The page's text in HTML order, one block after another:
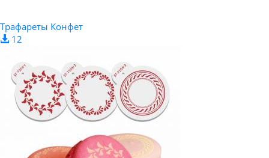
Трафареты Конфет
12